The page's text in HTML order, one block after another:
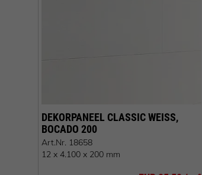
DEKORPANEEL CLASSIC WEISS, B
OCADO 200
Art.Nr. 18658
12 x 4.100 x 200 mm